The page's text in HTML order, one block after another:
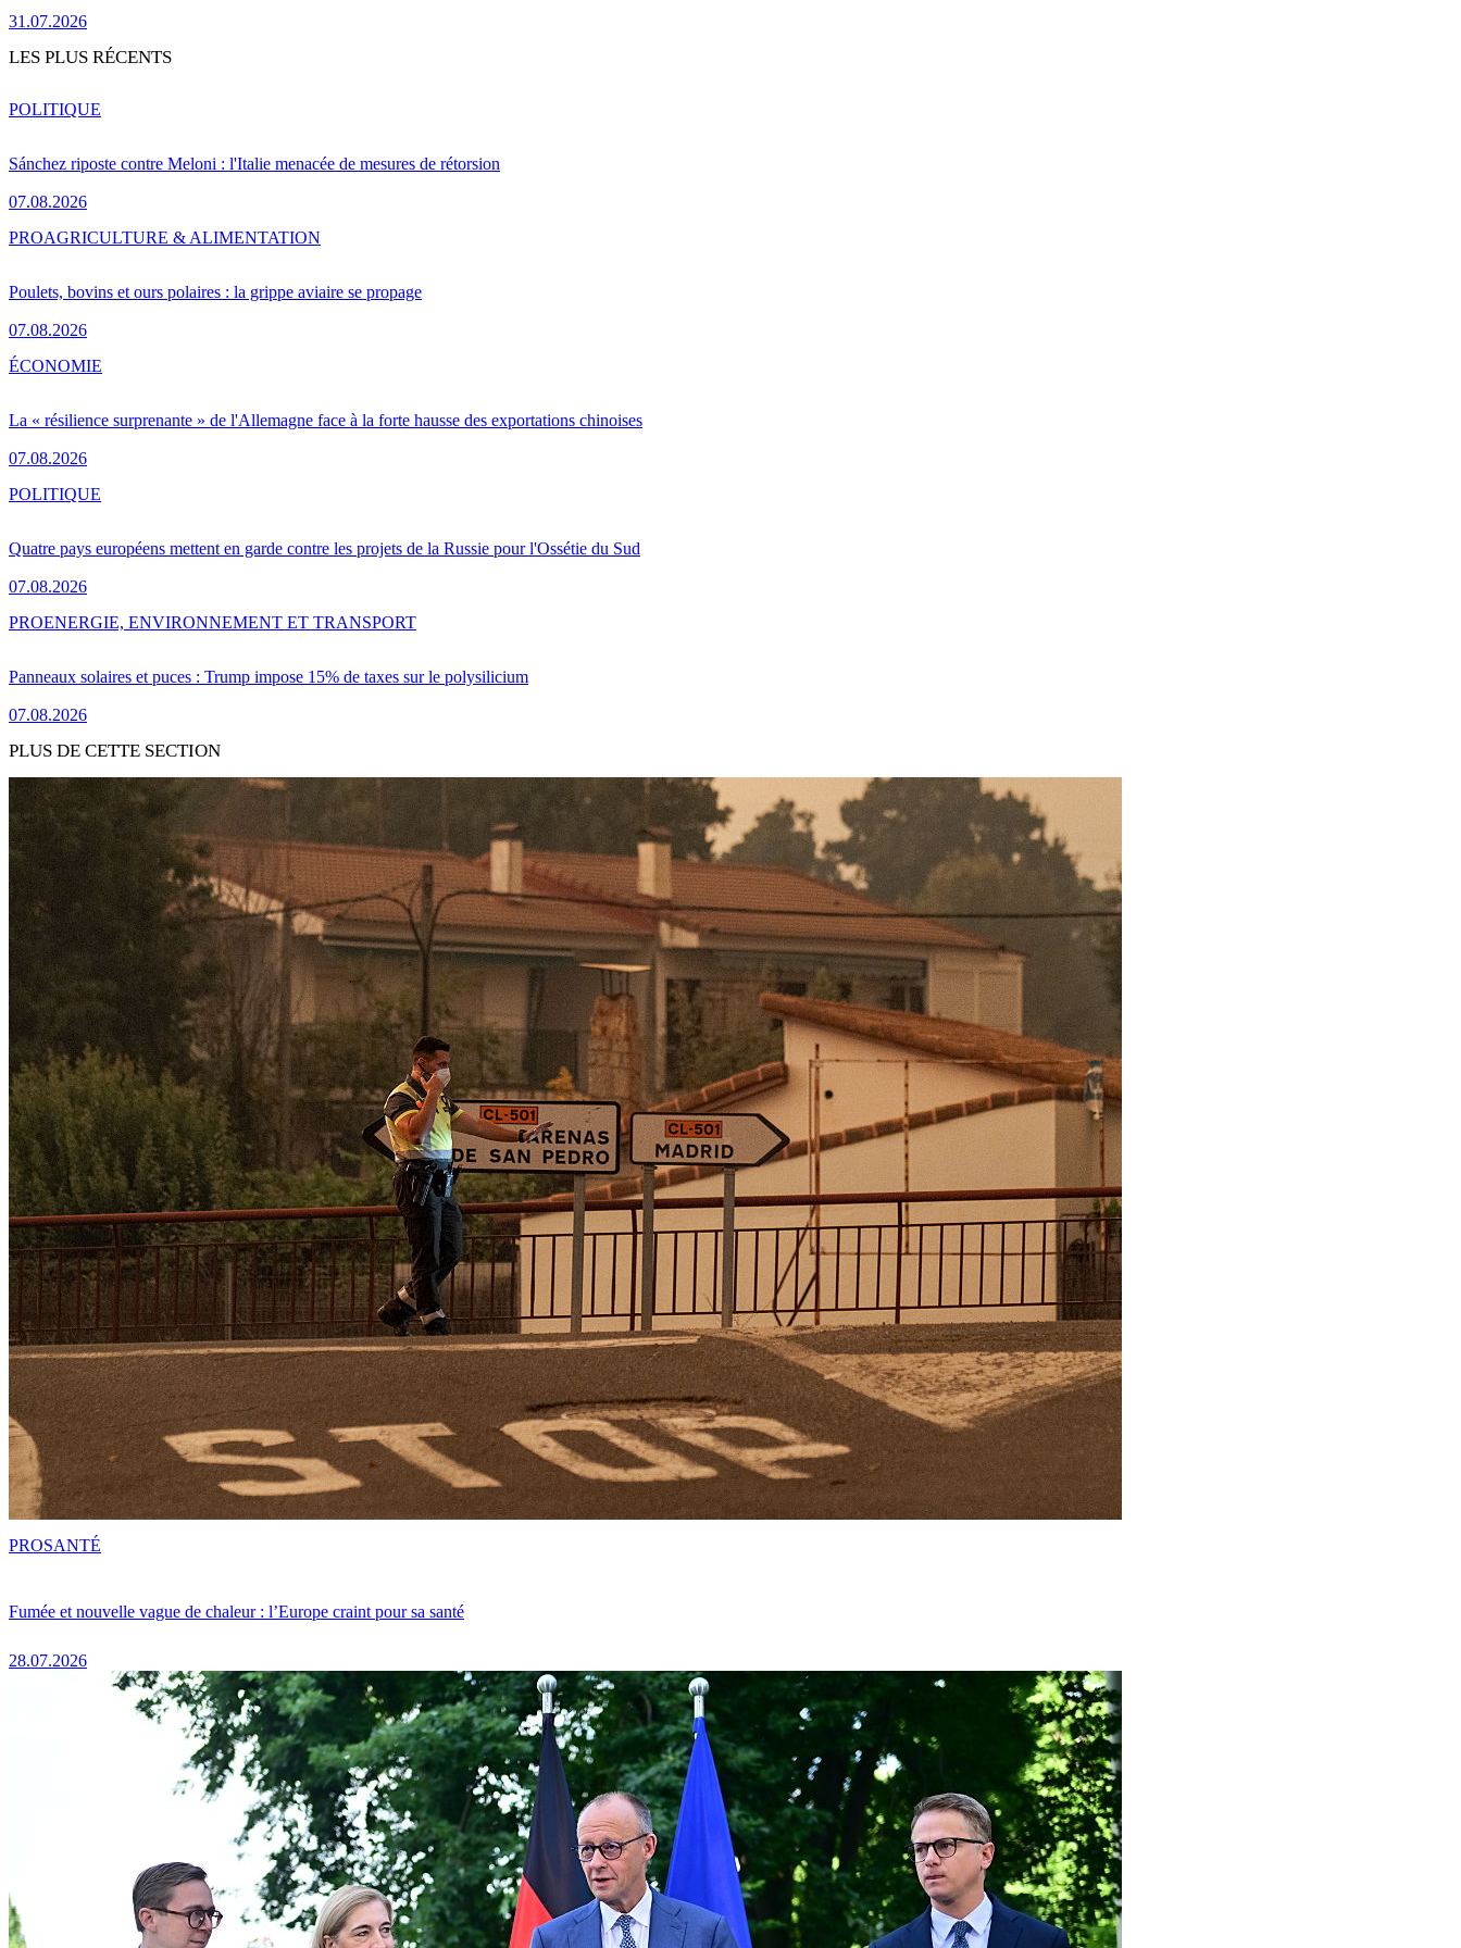
31.07.2026
LES PLUS RÉCENTS
Sánchez riposte contre Meloni : l'Italie menacée de mesures de rétorsion
07.08.2026
POLITIQUE
Poulets, bovins et ours polaires : la grippe aviaire se propage
07.08.2026
PROAGRICULTURE & ALIMENTATION
La « résilience surprenante » de l'Allemagne face à la forte hausse des exportations chinoises
07.08.2026
ÉCONOMIE
Quatre pays européens mettent en garde contre les projets de la Russie pour l'Ossétie du Sud
07.08.2026
POLITIQUE
Panneaux solaires et puces : Trump impose 15% de taxes sur le polysilicium
07.08.2026
PROENERGIE, ENVIRONNEMENT ET TRANSPORT
PLUS DE CETTE SECTION
Fumée et nouvelle vague de chaleur : l’Europe craint pour sa santé
28.07.2026
PROSANTÉ